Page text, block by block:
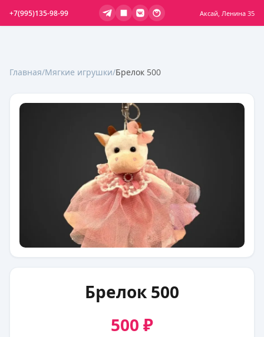
+7(995)135-98-99 Аксай, Ленина 35
Главная/Мягкие игрушки/Брелок 500
Брелок 500
500 ₽